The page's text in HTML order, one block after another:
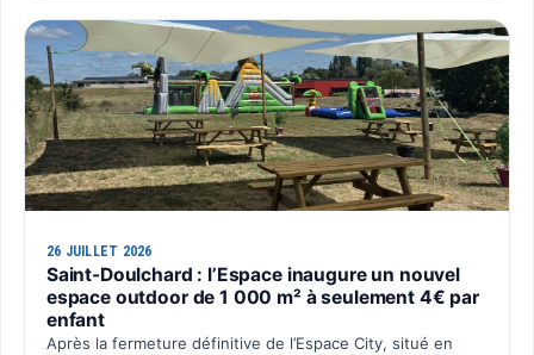
26 JUILLET 2026
Saint-Doulchard : l’Espace inaugure un nouvel
espace outdoor de 1 000 m² à seulement 4€ par
enfant
Après la fermeture définitive de l’Espace City, situé en